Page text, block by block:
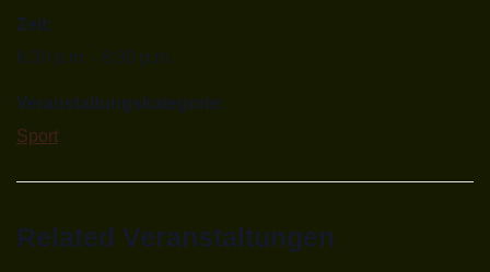
Zeit:
6:30 p.m. - 8:30 p.m.
Veranstaltungskategorie:
Sport
Related Veranstaltungen